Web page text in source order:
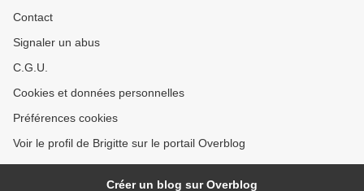
Contact
Signaler un abus
C.G.U.
Cookies et données personnelles
Préférences cookies
Voir le profil de Brigitte sur le portail Overblog
Créer un blog sur Overblog